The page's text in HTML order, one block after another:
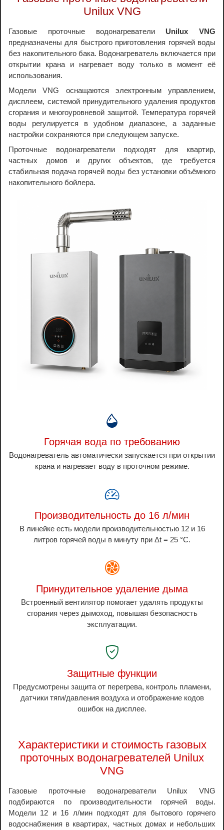
Unilux VNG
Газовые проточные водонагреватели Unilux VNG
предназначены для быстрого приготовления горячей воды
без накопительного бака. Водонагреватель включается при
открытии крана и нагревает воду только в момент её
использования.
Модели VNG оснащаются электронным управлением,
дисплеем, системой принудительного удаления продуктов
сгорания и многоуровневой защитой. Температура горячей
воды регулируется в удобном диапазоне, а заданные
настройки сохраняются при следующем запуске.
Проточные водонагреватели подходят для квартир,
частных домов и других объектов, где требуется
стабильная подача горячей воды без установки объёмного
накопительного бойлера.
Горячая вода по требованию
Водонагреватель автоматически запускается при открытии
крана и нагревает воду в проточном режиме.
Производительность до 16 л/мин
В линейке есть модели производительностью 12 и 16
литров горячей воды в минуту при Δt = 25 °C.
Принудительное удаление дыма
Встроенный вентилятор помогает удалять продукты
сгорания через дымоход, повышая безопасность
эксплуатации.
Защитные функции
Предусмотрены защита от перегрева, контроль пламени,
датчики тяги/давления воздуха и отображение кодов
ошибок на дисплее.
Характеристики и стоимость газовых
проточных водонагревателей Unilux
VNG
Газовые проточные водонагреватели Unilux VNG
подбираются по производительности горячей воды.
Модели 12 и 16 л/мин подходят для бытового горячего
водоснабжения в квартирах, частных домах и небольших